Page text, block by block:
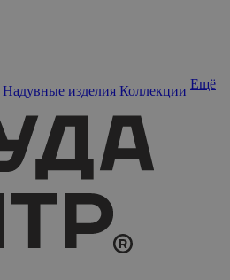
Надувные изделия Коллекции Ещё